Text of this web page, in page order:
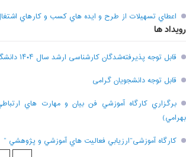
اعطاي تسهيلات از طرح و ايده هاي کسب و کارهاي
رویداد ها
قابل توجه پذیرفته‌شدگان کارشناسی ارشد سال ۱۴۰۴ دانشگاه حکیم سبزواری
قابل توجه دانشجویان گرامی
بهرامي)
کارگاه آموزشی”ارزيابي فعاليت هاي آموزشي و پژوهشي “